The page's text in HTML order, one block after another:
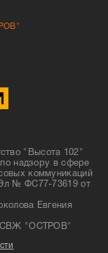
"Высота 102"
надзору в сфере
коммуникаций
№ ФС77-73619 от
Евгения
"ОСТРОВ"